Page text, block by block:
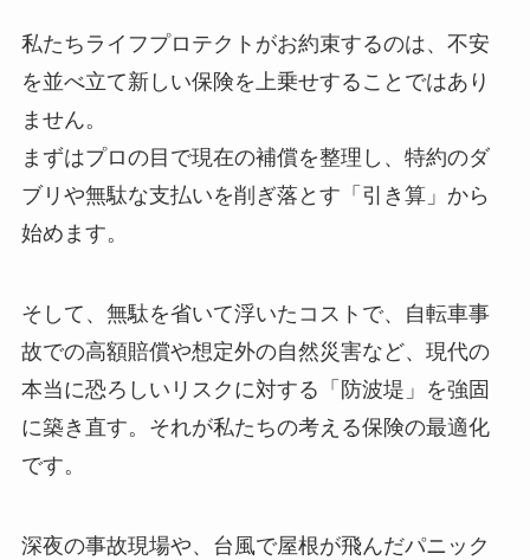
私たちライフプロテクトがお約束するのは、不安
を並べ立て新しい保険を上乗せすることではあり
ません。
まずはプロの目で現在の補償を整理し、特約のダ
ブリや無駄な支払いを削ぎ落とす「引き算」から
始めます。
そして、無駄を省いて浮いたコストで、自転車事
故での高額賠償や想定外の自然災害など、現代の
本当に恐ろしいリスクに対する「防波堤」を強固
に築き直す。それが私たちの考える保険の最適化
です。
深夜の事故現場や、台風で屋根が飛んだパニック